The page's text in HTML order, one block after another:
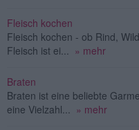
Fleisch kochen
Fleisch kochen - ob Rind,
Fleisch ist ei... » mehr
Braten
Braten ist eine beliebte
eine Vielzahl... » mehr